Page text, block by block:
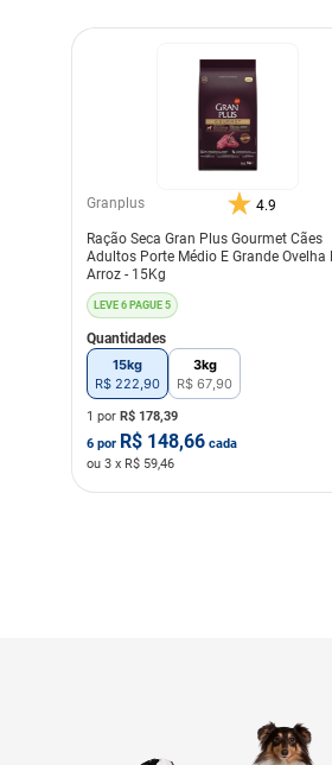
Granplus 4.9
Ração Seca Gran Plus Gourmet Cães
Adultos Porte Médio E Grande Ovelha E
Arroz - 15Kg
LEVE 6 PAGUE 5
Quantidades
15kg
R$ 222,90
3kg
R$ 67,90
1 por R$ 178,39
6 por R$ 148,66 cada
ou 3 x R$ 59,46